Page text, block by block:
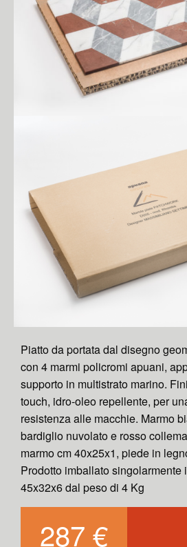
Piatto da portata dal disegno
con 4 marmi policromi apuani,
supporto in multistrato marino.
touch, idro-oleo repellente, per
resistenza alle macchie. Marmo
bardiglio nuvolato e rosso
marmo cm 40x25x1, piede in
Prodotto imballato singolarmente
45x32x6 dal peso di 4 Kg
287 €